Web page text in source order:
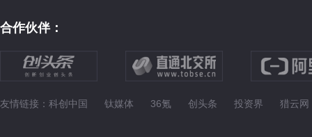
合作伙伴：
友情链接： 科创中国 钛媒体 36氪 创头条 投资界 猎云网